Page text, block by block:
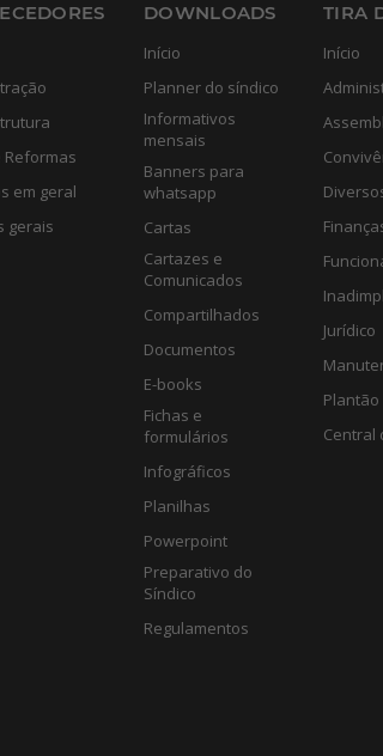
Reformas
em geral
gerais
DOWNLOADS
Início
Planner do síndico
Informativos
mensais
Banners para
whatsapp
Cartas
Cartazes e
Comunicados
Compartilhados
Documentos
E-books
Fichas e
formulários
Infográficos
Planilhas
Powerpoint
Preparativo do
Síndico
Regulamentos
TIRA
Início
Jurídico
Plantão
Central